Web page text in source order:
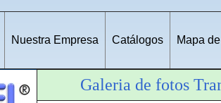
Nuestra Empresa Catálogos Mapa
Galeria de fotos